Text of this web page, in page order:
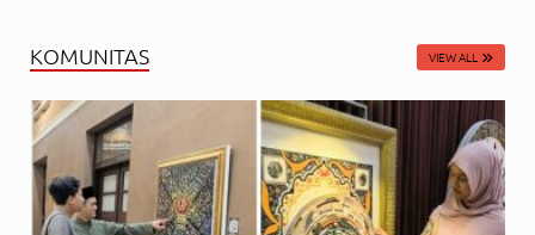
KOMUNITAS VIEW ALL